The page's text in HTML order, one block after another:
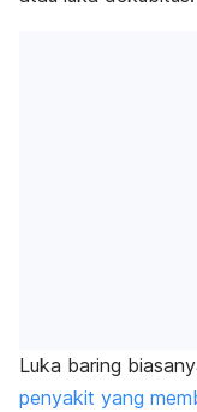
Luka baring
penyakit yang